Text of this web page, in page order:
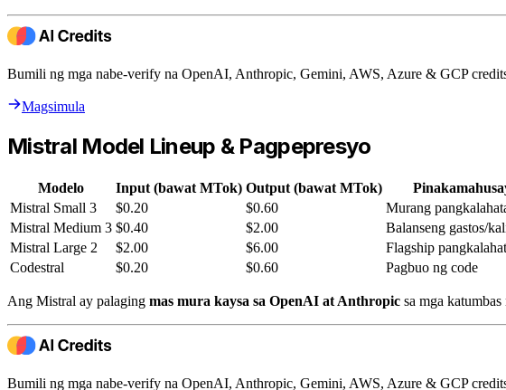
Bumili ng mga nabe-verify na OpenAI, Anthropic, Gemini, AWS, Azure & GCP
Magsimula
Mistral Model Lineup & Pagpepresyo
Modelo Input (bawat MTok) Output (bawat MTok)
Mistral Small 3
$0.20 $0.60
Murang
Mistral Medium 3 $0.40 $2.00
Balanseng gastos/
Mistral Large 2
$2.00 $6.00
Flagship
Codestral
$0.20 $0.60 Pagbuo ng code
Ang Mistral ay palaging mas mura kaysa sa OpenAI at Anthropic sa mga
Bumili ng mga nabe-verify na OpenAI, Anthropic, Gemini, AWS, Azure & GCP